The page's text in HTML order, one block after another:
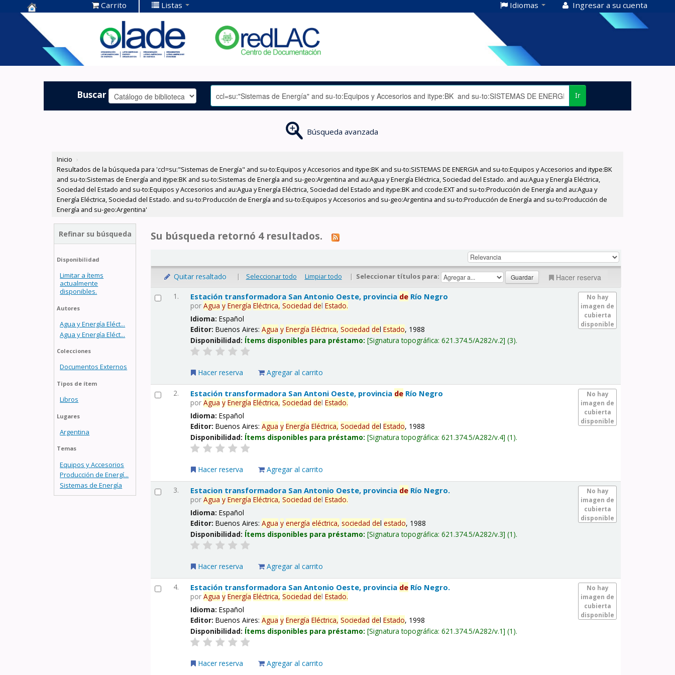
Centro de
Documentación
OLADE -
Carrito Listas Idiomas Ingresar a su cuenta
Buscar Ir
Búsqueda avanzada
Inicio ›
Resultados de la búsqueda para 'ccl=su:"Sistemas de Energía" and su-to:Equipos y Accesorios and itype:BK and su-to:SISTEMAS DE ENERGIA and su-to:Equipos y Accesorios and itype:BK
and su-to:Sistemas de Energía and itype:BK and su-to:Sistemas de Energía and su-geo:Argentina and au:Agua y Energía Eléctrica, Sociedad del Estado. and au:Agua y Energía Eléctrica,
Sociedad del Estado and su-to:Equipos y Accesorios and au:Agua y Energía Eléctrica, Sociedad del Estado and itype:BK and ccode:EXT and su-to:Producción de Energía and au:Agua y
Energía Eléctrica, Sociedad del Estado. and su-to:Producción de Energía and su-to:Equipos y Accesorios and su-geo:Argentina and su-to:Producción de Energía and su-to:Producción de
Energía and su-geo:Argentina'
Refinar su búsqueda
Disponibilidad
Limitar a ítems
actualmente
disponibles.
Autores
Agua y Energía Eléct...
Agua y Energía Eléct...
Colecciones
Documentos Externos
Tipos de ítem
Libros
Lugares
Argentina
Temas
Equipos y Accesorios
Producción de Energí...
Sistemas de Energía
Su búsqueda retornó 4 resultados.
Quitar resaltado | Seleccionar todo Limpiar todo | Seleccionar títulos para: Hacer reserva
1.
No hay
imagen de
cubierta
disponible
Estación transformadora San Antonio Oeste, provincia de Río Negro
porAgua y Energía Eléctrica, Sociedad delEstado.
Idioma:Español
Editor:Buenos Aires:Agua y Energía Eléctrica, Sociedad delEstado, 1988
Disponibilidad: Ítems disponibles para préstamo: Signatura topográfica:621.374.5/A282/v.2 (3).
Hacer reserva Agregar al carrito
2.
No hay
imagen de
cubierta
disponible
Estación transformadora San Antoni Oeste, provincia de Río Negro
porAgua y Energía Eléctrica, Sociedad delEstado.
Idioma:Español
Editor:Buenos Aires:Agua y Energía Eléctrica, Sociedad delEstado, 1988
Disponibilidad: Ítems disponibles para préstamo: Signatura topográfica:621.374.5/A282/v.4 (1).
Hacer reserva Agregar al carrito
3.
No hay
imagen de
cubierta
disponible
Estacion transformadora San Antonio Oeste, provincia de Río Negro.
porAgua y Energía Eléctrica, Sociedad delEstado.
Idioma:Español
Editor:Buenos Aires:Agua y energía eléctrica, sociedad delestado, 1988
Disponibilidad: Ítems disponibles para préstamo: Signatura topográfica:621.374.5/A282/v.3 (1).
Hacer reserva Agregar al carrito
4.
No hay
imagen de
cubierta
disponible
Estación transformadora San Antonio Oeste, provincia de Río Negro.
porAgua y Energía Eléctrica, Sociedad delEstado.
Idioma:Español
Editor:Buenos Aires:Agua y Energía Eléctrica, Sociedad delEstado, 1998
Disponibilidad: Ítems disponibles para préstamo: Signatura topográfica:621.374.5/A282/v.1 (1).
Hacer reserva Agregar al carrito